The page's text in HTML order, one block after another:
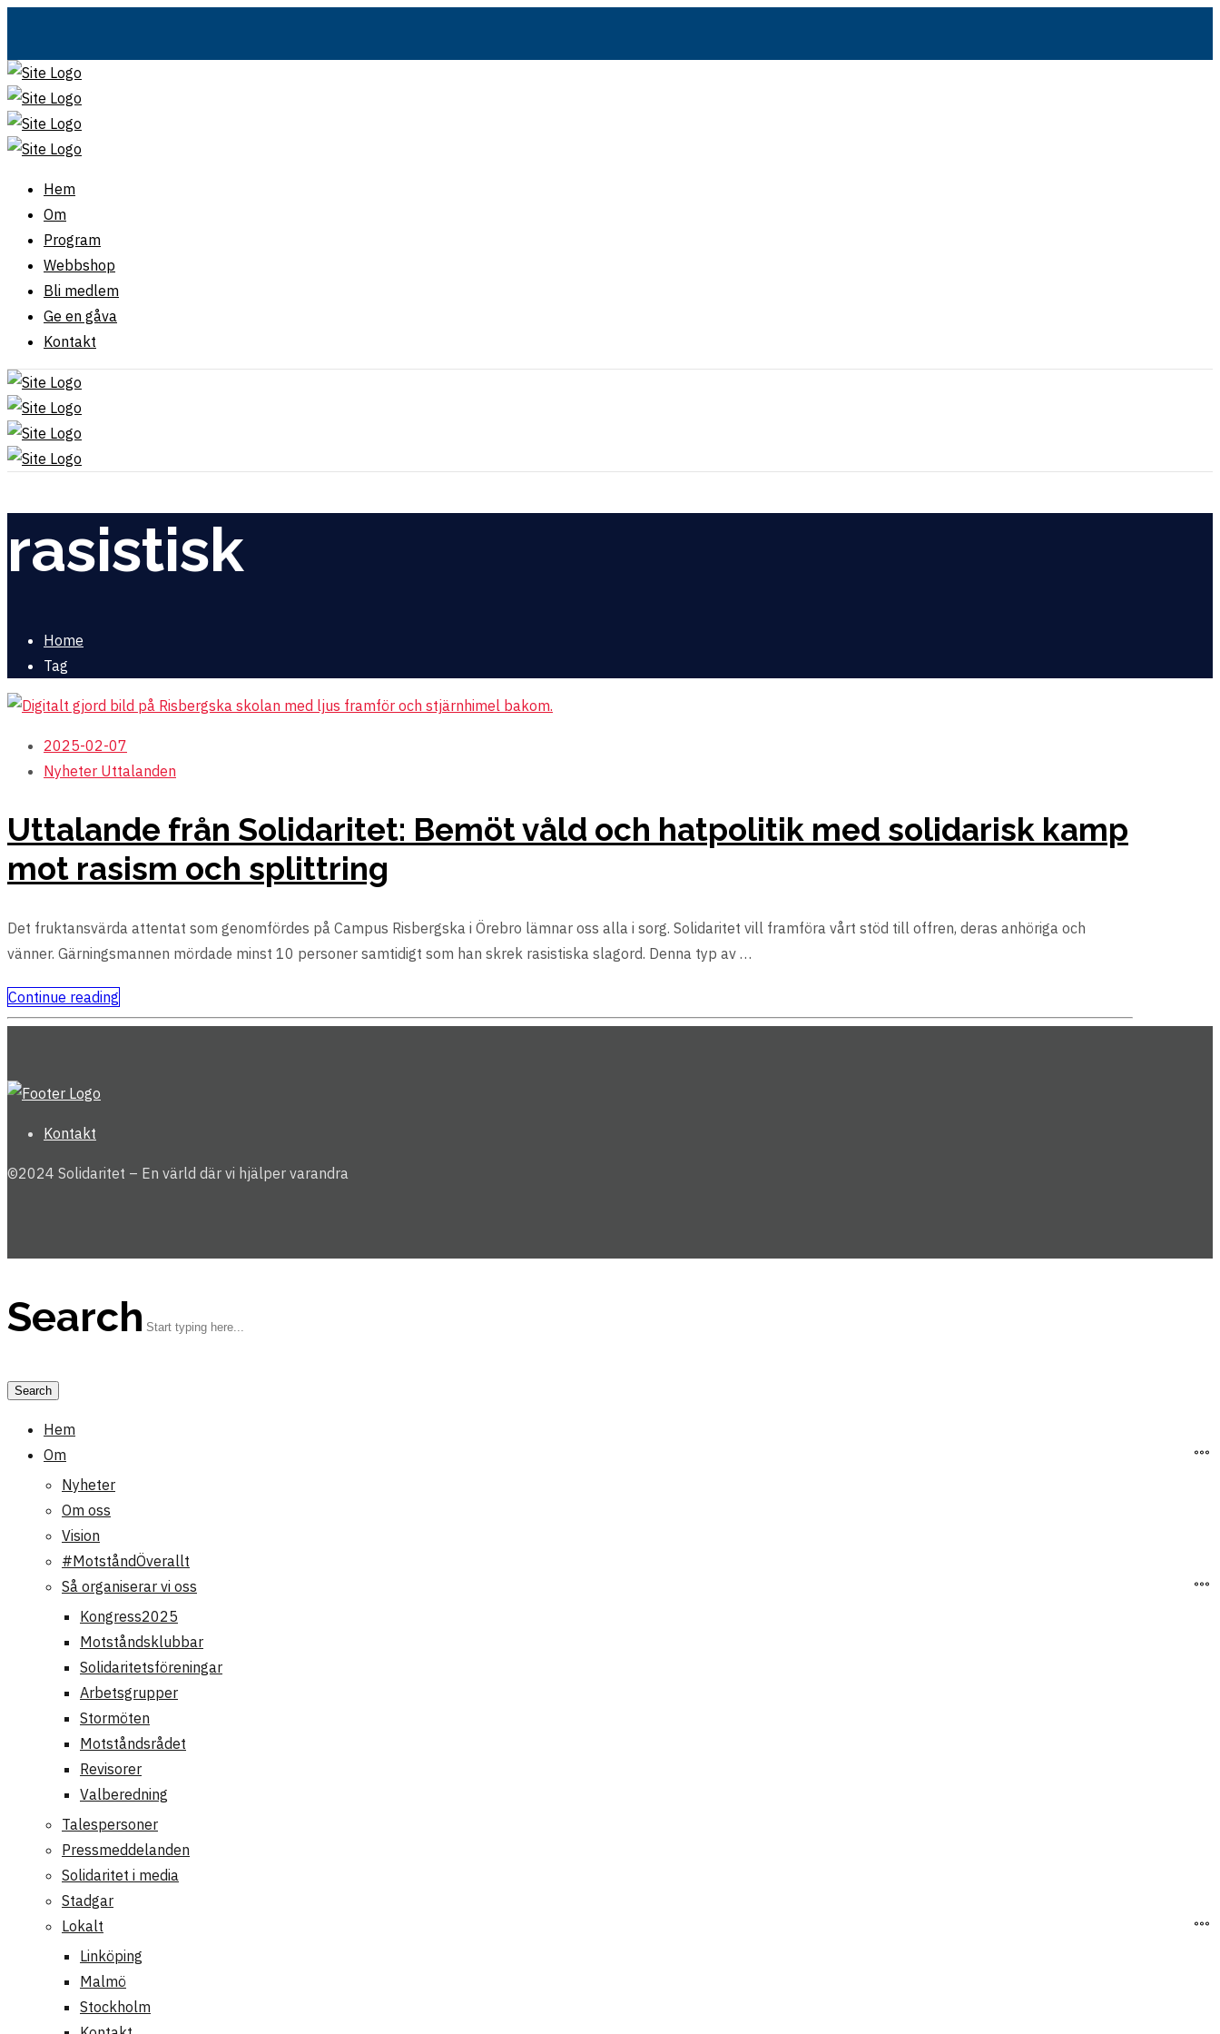
Hem
Om
Program
Webbshop
Bli medlem
Ge en gåva
Kontakt
rasistisk
Home
Tag
2025-02-07
Nyheter Uttalanden
Uttalande från Solidaritet: Bemöt våld och hatpolitik med solidarisk kamp
mot rasism och splittring
Det fruktansvärda attentat som genomfördes på Campus Risbergska i Örebro lämnar oss alla i sorg. Solidaritet vill framföra vårt stöd till offren, deras anhöriga och
vänner. Gärningsmannen mördade minst 10 personer samtidigt som han skrek rasistiska slagord. Denna typ av …
Continue reading
Kontakt
©2024 Solidaritet – En värld där vi hjälper varandra
Search
Hem
Om
Nyheter
Om oss
Vision
#MotståndÖverallt
Så organiserar vi oss
Kongress2025
Motståndsklubbar
Solidaritetsföreningar
Arbetsgrupper
Stormöten
Motståndsrådet
Revisorer
Valberedning
Talespersoner
Pressmeddelanden
Solidaritet i media
Stadgar
Lokalt
Linköping
Malmö
Stockholm